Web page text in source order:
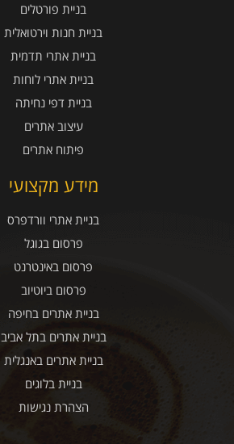
בניית פורטלים
בניית חנות וירטואלית
בניית אתרי תדמית
בניית אתרי לוחות
בניית דפי נחיתה
עיצוב אתרים
פיתוח אתרים
מידע מקצועי
בניית אתרי וורדפרס
פרסום בגוגל
פרסום באינטרנט
פרסום ביוטיוב
בניית אתרים בחיפה
בניית אתרים בתל אביב
בניית אתרים באנגלית
בניית בלוגים
הצהרת נגישות